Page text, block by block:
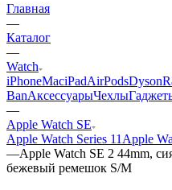
Главная
—
Каталог
—
Watch
iPhoneMaciPadAirPodsDyson
BanАксессуарыЧехлы
—
Apple Watch SE
Apple Watch Series 11 Apple
—Apple Watch SE 2 44mm,
бежевый ремешок S/M